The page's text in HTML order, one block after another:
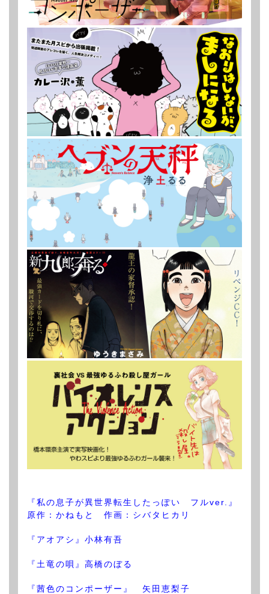
『私の息子が異世界転生したっぽい フルver.』
原作：かねもと 作画：シバタヒカリ
『アオアシ』小林有吾
『土竜の唄』高橋のぼる
『茜色のコンポーザー』 矢田恵梨子